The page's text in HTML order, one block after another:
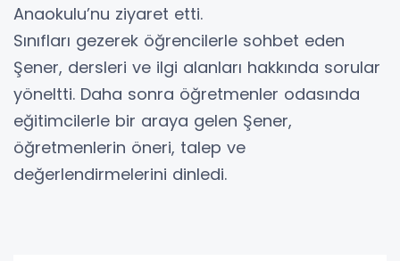
Anaokulu’nu ziyaret etti.
Sınıfları gezerek öğrencilerle sohbet eden
Şener, dersleri ve ilgi alanları hakkında sorular
yöneltti. Daha sonra öğretmenler odasında
eğitimcilerle bir araya gelen Şener,
öğretmenlerin öneri, talep ve
değerlendirmelerini dinledi.